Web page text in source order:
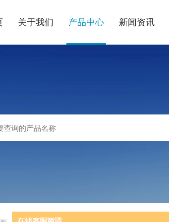
关于我们 产品中心 新闻资讯